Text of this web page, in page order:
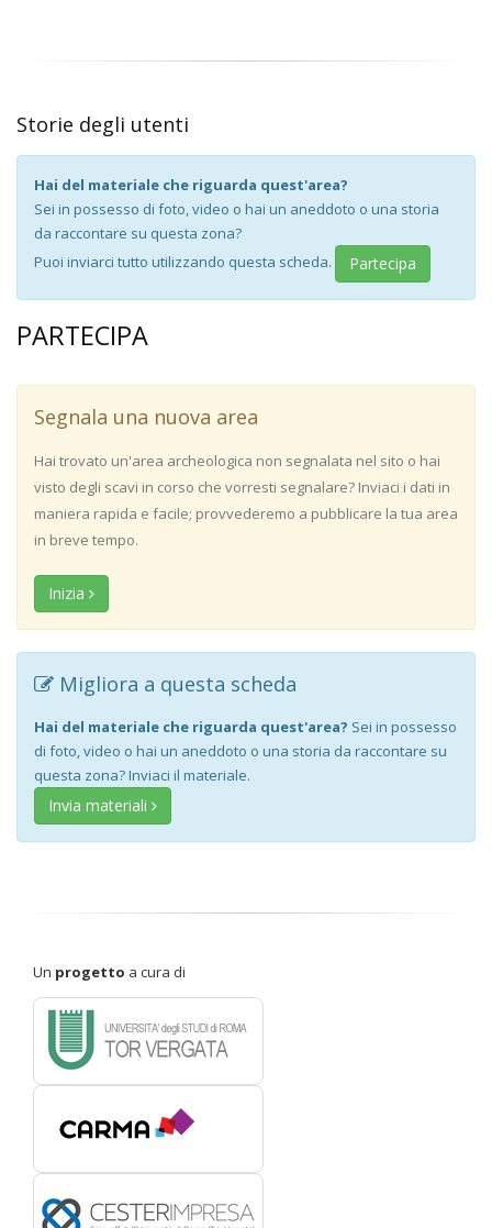
Storie degli utenti
Hai del materiale che riguarda quest'area?
Sei in possesso di foto, video o hai un aneddoto o una storia
da raccontare su questa zona?
Puoi inviarci tutto utilizzando questa scheda.
Partecipa
PARTECIPA
Segnala una nuova area
Hai trovato un'area archeologica non segnalata nel sito o hai
visto degli scavi in corso che vorresti segnalare? Inviaci i dati in
maniera rapida e facile; provvederemo a pubblicare la tua area
in breve tempo.
Inizia
Migliora a questa scheda
Hai del materiale che riguarda quest'area? Sei in possesso
di foto, video o hai un aneddoto o una storia da raccontare su
questa zona? Inviaci il materiale.
Invia materiali
Un progetto a cura di